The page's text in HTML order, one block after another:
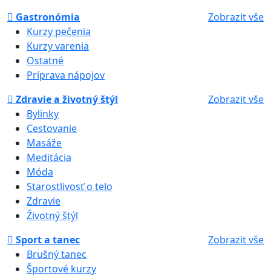
Gastronómia
Zobrazit vše
Kurzy pečenia
Kurzy varenia
Ostatné
Príprava nápojov
Zdravie a životný štýl
Zobrazit vše
Bylinky
Cestovanie
Masáže
Meditácia
Móda
Starostlivosť o telo
Zdravie
Životný štýl
Sport a tanec
Zobrazit vše
Brušný tanec
Športové kurzy